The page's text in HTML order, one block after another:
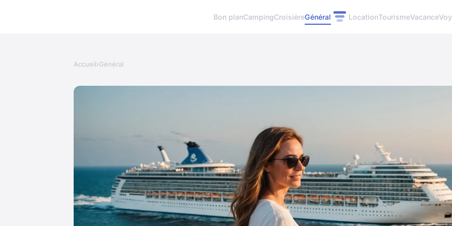
Bon planCampingCroisièreGénéral LocationTourismeVacance
Accueil›Général